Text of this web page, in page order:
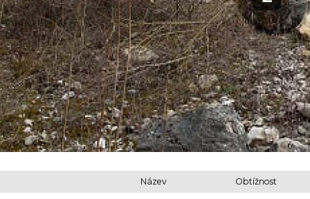
Název Obtížnost